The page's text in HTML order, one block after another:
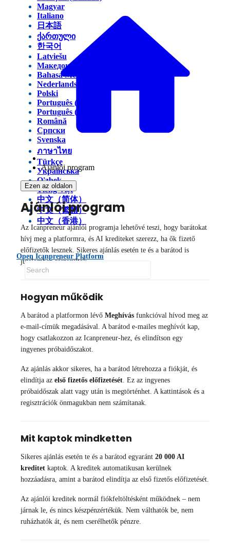
Magyar
Italiano
日本語
ქართული
한국어
Latviešu
Македонски
Bahasa Melayu
Nederlands
Polski
Português (Brasil)
Português (Portugal)
Română
Српски
Svenska
ภาษาไทย
Türkçe
Українська
O'zbek
Tiếng Việt
中文（简体）
中文（繁體）
中文（香港）
Open Icanpreneur Platform
Ajánlói program
Ezen az oldalon
Ajánlói program
Az Icanpreneur ajánlói programja lehetővé teszi, hogy barátokat
hívj meg a platformra, és AI krediteket szerezz, ha ők fizető
előfizetők lesznek. Sikeres ajánlás esetén te és a barátod is
jutalomban részesültök.
Hogyan működik
A barátod a platformon lévő Meghívás funkcióval hívod meg az
e-mail-címük megadásával. A barátod e-mailes meghívót kap,
hogy csatlakozzon az Icanpreneur-hez, és elindítson egy
ingyenes próbaidőszakot.
Az ajánlás akkor sikeres, ha a barátod létrehozza a fiókját, és
elindítja az első fizetős előfizetését . Ez az ingyenes
próbaidőszak alatt vagy után is megtörténhet. A kattintások és a
regisztrációk önmagukban nem számítanak.
Mit kaptok mindketten
Sikeres ajánlás esetén te és a barátod egyaránt 20 000 AI
kreditet kaptok. A kreditek automatikusan kerülnek
hozzáadásra, amint a barátod elindítja az első fizetős előfizetését.
Az ajánlói kreditek normál fiókfeltöltésként működnek – nem
járnak le, és nincs készpénzértékük. Nem válthatók be, nem
ruházhatók át, és nem cserélhetők pénzre.